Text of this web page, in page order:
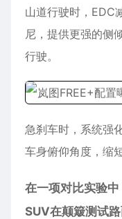
山道行驶时，EDC
尼，提供更强的侧
行驶。
急刹车时，系统强
车身俯仰角度，缩
在一项对比实验
SUV在颠簸测试